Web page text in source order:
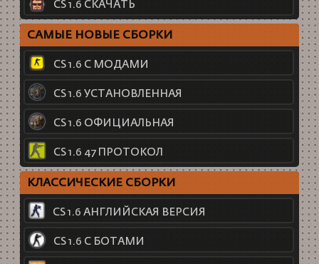
CS 1.6 СКАЧАТЬ
САМЫЕ НОВЫЕ СБОРКИ
CS 1.6 С МОДАМИ
CS 1.6 УСТАНОВЛЕННАЯ
CS 1.6 ОФИЦИАЛЬНАЯ
CS 1.6 47 ПРОТОКОЛ
КЛАССИЧЕСКИЕ СБОРКИ
CS 1.6 АНГЛИЙСКАЯ ВЕРСИЯ
CS 1.6 С БОТАМИ